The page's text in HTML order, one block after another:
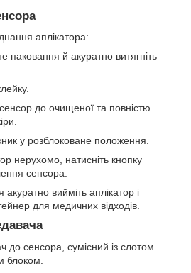
аплікатора:
паковання й акуратно витягніть
до очищеної та повністю
у розблоковане положення.
нерухомо, натисніть кнопку
сенсора.
акуратно вийміть аплікатор і
для медичних відходів.
до сенсора, сумісний із слотом
блоком.